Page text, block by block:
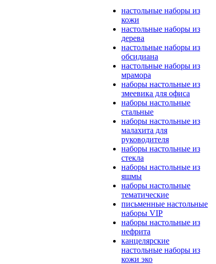
настольные наборы из
кожи
настольные наборы из
дерева
настольные наборы из
обсидиана
настольные наборы из
мрамора
наборы настольные из
змеевика для офиса
наборы настольные
стальные
наборы настольные из
малахита для
руководителя
наборы настольные из
стекла
наборы настольные из
яшмы
наборы настольные
тематические
письменные настольные
наборы VIP
наборы настольные из
нефрита
канцелярские
настольные наборы из
кожи эко